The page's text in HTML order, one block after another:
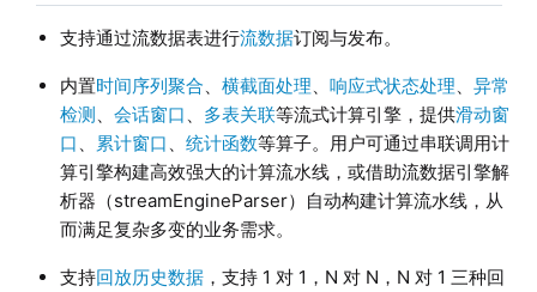
支持通过流数据表进行流数据订阅与发布。
内置时间序列聚合、 横截面处理、 响应式状态处理、 异常
检测、 会话窗口 、 多表关联等流式计算引擎，提供滑动窗
口 、 累计窗口 、 统计函数等算子。用户可通过串联调用计
算引擎构建高效强大的计算流水线，或借助流数据引擎解
析器（streamEngineParser）自动构建计算流水线，从
而满足复杂多变的业务需求。
支持回放历史数据，支持 1 对 1，N 对 N，N 对 1 三种回